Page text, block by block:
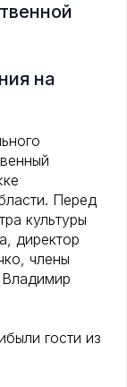
на
Перед
культуры
директор
члены
Владимир
гости из